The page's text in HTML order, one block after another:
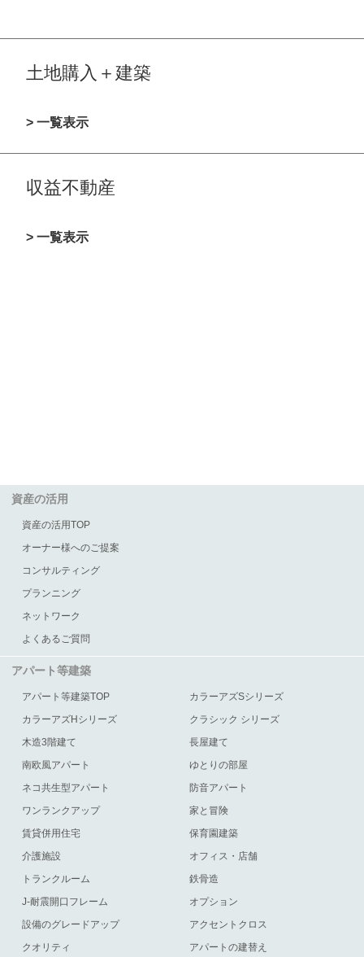
土地購入＋建築
> 一覧表示
収益不動産
> 一覧表示
資産の活用
資産の活用TOP
オーナー様へのご提案
コンサルティング
プランニング
ネットワーク
よくあるご質問
アパート等建築
アパート等建築TOP
カラーアズSシリーズ
カラーアズHシリーズ
クラシック シリーズ
木造3階建て
長屋建て
南欧風アパート
ゆとりの部屋
ネコ共生型アパート
防音アパート
ワンランクアップ
家と冒険
賃貸併用住宅
保育園建築
介護施設
オフィス・店舗
トランクルーム
鉄骨造
J-耐震開口フレーム
オプション
設備のグレードアップ
アクセントクロス
クオリティ
アパートの建替え